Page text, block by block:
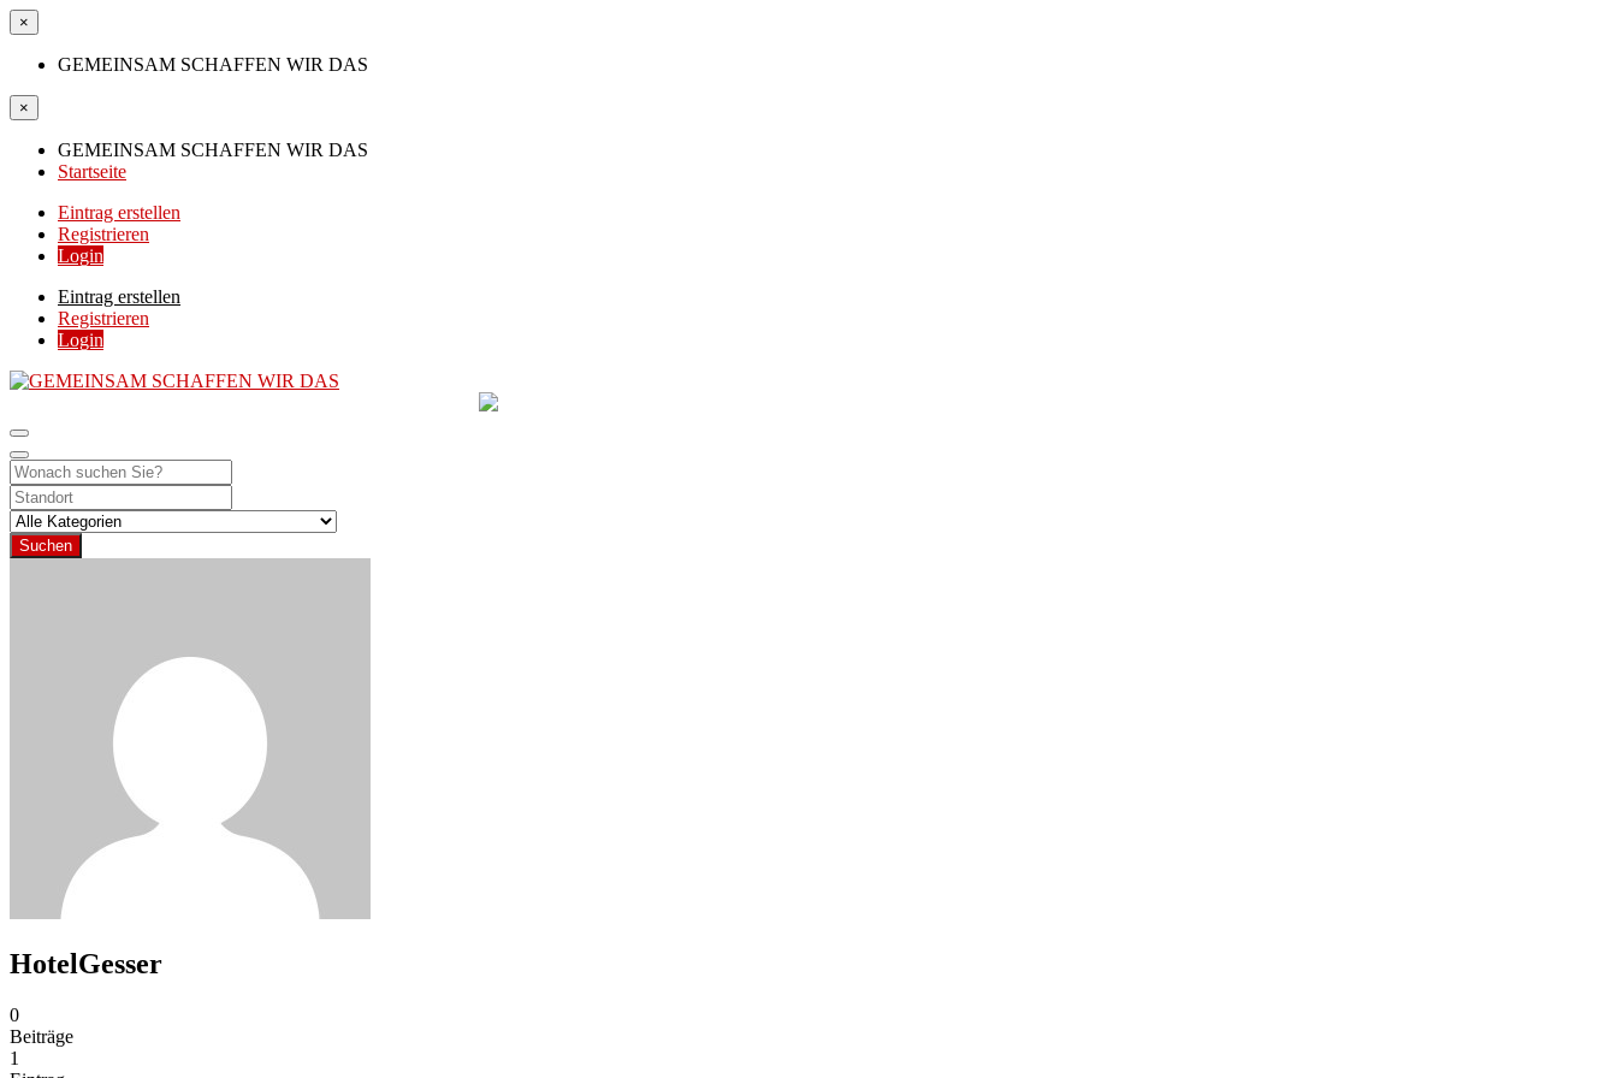
×
GEMEINSAM SCHAFFEN WIR DAS
×
GEMEINSAM SCHAFFEN WIR DAS
Startseite
Eintrag erstellen
Registrieren
Login
Eintrag erstellen
Registrieren
Login
Suchen
HotelGesser
0
Beiträge
1